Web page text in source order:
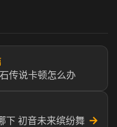
传说卡顿怎么办
下 初音未来缤纷舞 →